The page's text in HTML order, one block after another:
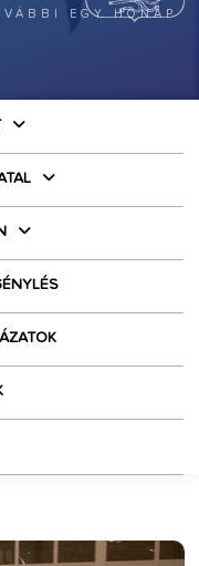
EGY HÓNAP